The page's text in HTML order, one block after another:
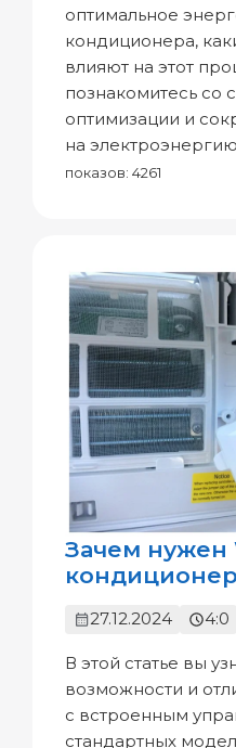
оптимальное
кондиционера,
влияют на этот
познакомитесь со
оптимизации и
на
показов: 4261
Зачем нужен
27.12.2024 4:0
В этой статье вы
возможности и
с встроенным
стандартных